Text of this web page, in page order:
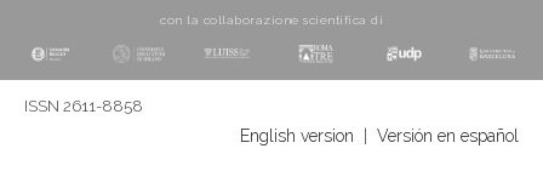
con la collaborazione scientifica di
ISSN 2611-8858
English version Versión en español